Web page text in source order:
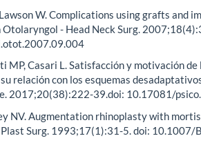
W. Complications using grafts and
Otolaryngol - Head Neck Surg.
MP, Casari L. Satisfacción y motivación
relación con los esquemas
2017;20(38):222-39.doi: 10.17081/
NV. Augmentation rhinoplasty with
Surg. 1993;17(1):31-5. doi: 10.1007/